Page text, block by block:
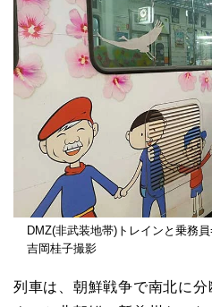
DMZ(非武装地帯)トレインと乗務
吉岡桂子撮影
列車は、朝鮮戦争で南北に